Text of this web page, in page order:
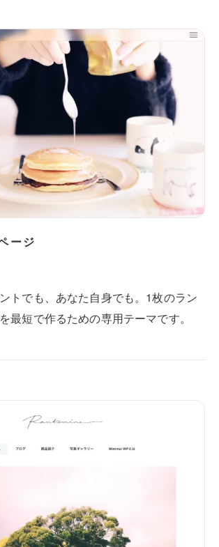
ージ
トでも、あなた自身でも。1枚のラン
最短で作るための専用テーマです。